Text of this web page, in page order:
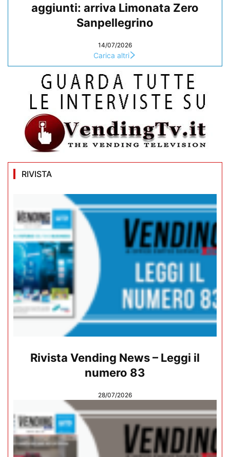
aggiunti: arriva Limonata Zero
Sanpellegrino
14/07/2026
Carica altri
RIVISTA
Rivista Vending News – Leggi il
numero 83
28/07/2026